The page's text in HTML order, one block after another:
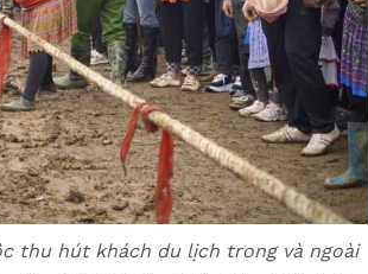
thu hút khách du lịch trong và ngoài